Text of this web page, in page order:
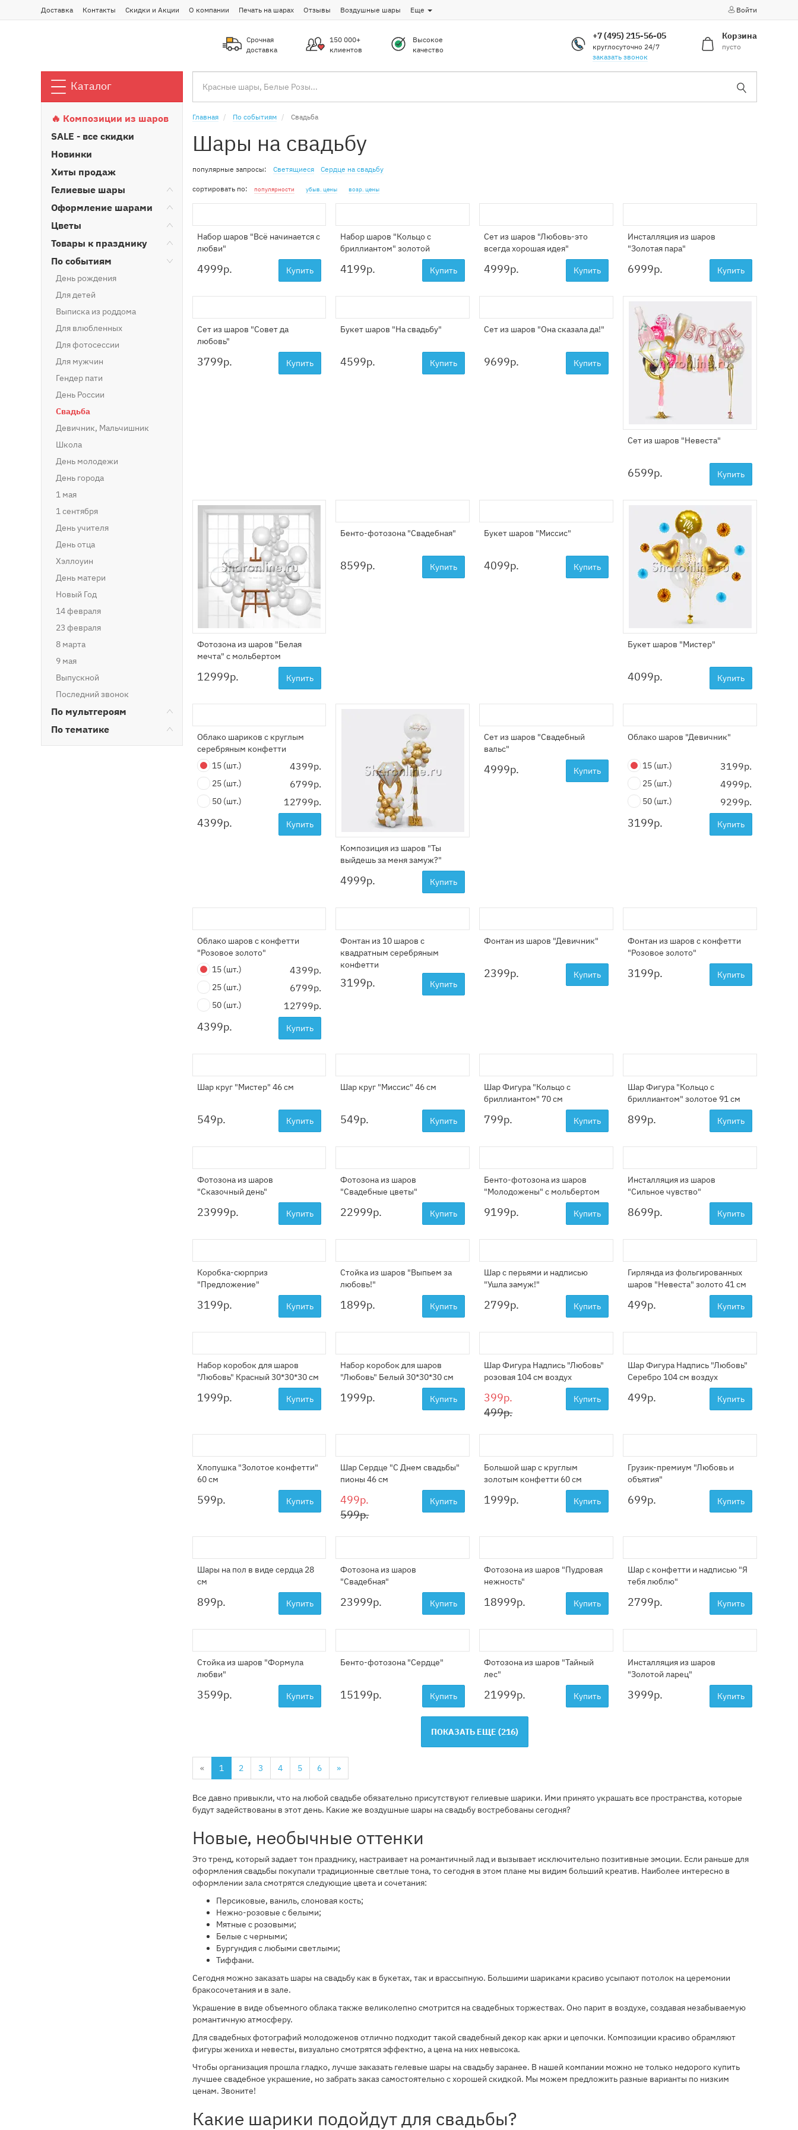
Доставка Контакты Скидки и Акции О компании Печать на шарах Отзывы Воздушные шары Еще Войти
Срочная
доставка
150 000+
клиентов
Высокое
качество
+7 (495) 215-56-05
круглосуточно 24/7
заказать звонок
Корзина
пусто
Каталог
🔥 Композиции из шаров
SALE - все скидки
Новинки
Хиты продаж
Гелиевые шары
Оформление шарами
Цветы
Товары к празднику
По событиям
День рождения
Для детей
Выписка из роддома
Для влюбленных
Для фотосессии
Для мужчин
Гендер пати
День России
Свадьба
Девичник, Мальчишник
Школа
День молодежи
День города
1 мая
1 сентября
День учителя
День отца
Хэллоуин
День матери
Новый Год
14 февраля
23 февраля
8 марта
9 мая
Выпускной
Последний звонок
По мультгероям
По тематике
Главная По событиям Свадьба
Шары на свадьбу
популярные запросы: Светящиеся Сердце на свадьбу
сортировать по: популярности убыв. цены возр. цены
Набор шаров "Всё начинается с
любви"
4999р. Купить
Набор шаров "Кольцо с
бриллиантом" золотой
4199р. Купить
Сет из шаров "Любовь-это
всегда хорошая идея"
4999р. Купить
Инсталляция из шаров
"Золотая пара"
6999р. Купить
Сет из шаров "Совет да
любовь"
3799р. Купить
Букет шаров "На свадьбу"
4599р. Купить
Сет из шаров "Она сказала да!"
9699р. Купить
Сет из шаров "Невеста"
6599р. Купить
Фотозона из шаров "Белая
мечта" с мольбертом
12999р. Купить
Бенто-фотозона "Свадебная"
8599р. Купить
Букет шаров "Миссис"
4099р. Купить
Букет шаров "Мистер"
4099р. Купить
Облако шариков с круглым
серебряным конфетти
15 (шт.) 4399р.
25 (шт.) 6799р.
50 (шт.) 12799р.
4399р. Купить
Композиция из шаров "Ты
выйдешь за меня замуж?"
4999р. Купить
Сет из шаров "Свадебный
вальс"
4999р. Купить
Облако шаров "Девичник"
15 (шт.) 3199р.
25 (шт.) 4999р.
50 (шт.) 9299р.
3199р. Купить
Облако шаров с конфетти
"Розовое золото"
15 (шт.) 4399р.
25 (шт.) 6799р.
50 (шт.) 12799р.
4399р. Купить
Фонтан из 10 шаров с
квадратным серебряным
конфетти
3199р. Купить
Фонтан из шаров "Девичник"
2399р. Купить
Фонтан из шаров с конфетти
"Розовое золото"
3199р. Купить
Шар круг "Мистер" 46 см
549р. Купить
Шар круг "Миссис" 46 см
549р. Купить
Шар Фигура "Кольцо с
бриллиантом" 70 см
799р. Купить
Шар Фигура "Кольцо с
бриллиантом" золотое 91 см
899р. Купить
Фотозона из шаров
"Сказочный день"
23999р. Купить
Фотозона из шаров
"Свадебные цветы"
22999р. Купить
Бенто-фотозона из шаров
"Молодожены" с мольбертом
9199р. Купить
Инсталляция из шаров
"Сильное чувство"
8699р. Купить
Коробка-сюрприз
"Предложение"
3199р. Купить
Стойка из шаров "Выпьем за
любовь!"
1899р. Купить
Шар с перьями и надписью
"Ушла замуж!"
2799р. Купить
Гирлянда из фольгированных
шаров "Невеста" золото 41 см
499р. Купить
Набор коробок для шаров
"Любовь" Красный 30*30*30 см
1999р. Купить
Набор коробок для шаров
"Любовь" Белый 30*30*30 см
1999р. Купить
Шар Фигура Надпись "Любовь"
розовая 104 см воздух
399р.
499р.
Купить
Шар Фигура Надпись "Любовь"
Серебро 104 см воздух
499р. Купить
Хлопушка "Золотое конфетти"
60 см
599р. Купить
Шар Сердце "С Днем свадьбы"
пионы 46 см
499р.
599р.
Купить
Большой шар с круглым
золотым конфетти 60 см
1999р. Купить
Грузик-премиум "Любовь и
объятия"
699р. Купить
Шары на пол в виде сердца 28
см
899р. Купить
Фотозона из шаров
"Свадебная"
23999р. Купить
Фотозона из шаров "Пудровая
нежность"
18999р. Купить
Шар с конфетти и надписью "Я
тебя люблю"
2799р. Купить
Стойка из шаров "Формула
любви"
3599р. Купить
Бенто-фотозона "Сердце"
15199р. Купить
Фотозона из шаров "Тайный
лес"
21999р. Купить
Инсталляция из шаров
"Золотой ларец"
3999р. Купить
ПОКАЗАТЬ ЕЩЕ (216)
« 1 2 3 4 5 6 »
Все давно привыкли, что на любой свадьбе обязательно присутствуют гелиевые шарики. Ими принято украшать все пространства, которые
будут задействованы в этот день. Какие же воздушные шары на свадьбу востребованы сегодня?
Новые, необычные оттенки
Это тренд, который задает тон празднику, настраивает на романтичный лад и вызывает исключительно позитивные эмоции. Если раньше для
оформления свадьбы покупали традиционные светлые тона, то сегодня в этом плане мы видим больший креатив. Наиболее интересно в
оформлении зала смотрятся следующие цвета и сочетания:
Персиковые, ваниль, слоновая кость;
Нежно-розовые с белыми;
Мятные с розовыми;
Белые с черными;
Бургундия с любыми светлыми;
Тиффани.
Сегодня можно заказать шары на свадьбу как в букетах, так и врассыпную. Большими шариками красиво усыпают потолок на церемонии
бракосочетания и в зале.
Украшение в виде объемного облака также великолепно смотрится на свадебных торжествах. Оно парит в воздухе, создавая незабываемую
романтичную атмосферу.
Для свадебных фотографий молодоженов отлично подходит такой свадебный декор как арки и цепочки. Композиции красиво обрамляют
фигуры жениха и невесты, визуально смотрятся эффектно, а цена на них невысока.
Чтобы организация прошла гладко, лучше заказать гелевые шары на свадьбу заранее. В нашей компании можно не только недорого купить
лучшее свадебное украшение, но забрать заказ самостоятельно с хорошей скидкой. Мы можем предложить разные варианты по низким
ценам. Звоните!
Какие шарики подойдут для свадьбы?